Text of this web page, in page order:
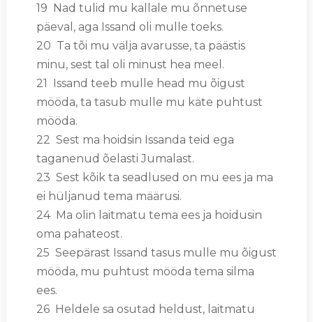
19 Nad tulid mu kallale mu õnnetuse
päeval, aga Issand oli mulle toeks.
20 Ta tõi mu välja avarusse, ta päästis
minu, sest tal oli minust hea meel.
21 Issand teeb mulle head mu õigust
mööda, ta tasub mulle mu käte puhtust
mööda.
22 Sest ma hoidsin Issanda teid ega
taganenud õelasti Jumalast.
23 Sest kõik ta seadlused on mu ees ja ma
ei hüljanud tema määrusi.
24 Ma olin laitmatu tema ees ja hoidusin
oma pahateost.
25 Seepärast Issand tasus mulle mu õigust
mööda, mu puhtust mööda tema silma
ees.
26 Heldele sa osutad heldust, laitmatu